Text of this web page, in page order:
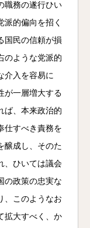
職務の遂行ひい
的偏向を招く
国民の信頼が損
のような党派的
介入を容易に
が一層増大する
ば、本来政治的
仕すべき責務を
醸成し、そのた
、ひいては議会
の政策の忠実な
、このようなお
拡大すべく、か